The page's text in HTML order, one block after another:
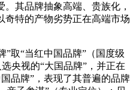
。其品牌抽象高端、贵族化，
奇特的产物劣势正在高端市场
“当红中国品牌”（国度级
央视的“大国品牌”，并正在
品牌”，表现了其普遍的品牌